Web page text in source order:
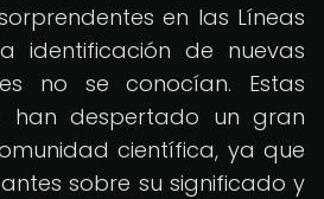
en las Líneas
identificación de nuevas
no se conocían. Estas
han despertado un gran
científica, ya que
sobre su significado y